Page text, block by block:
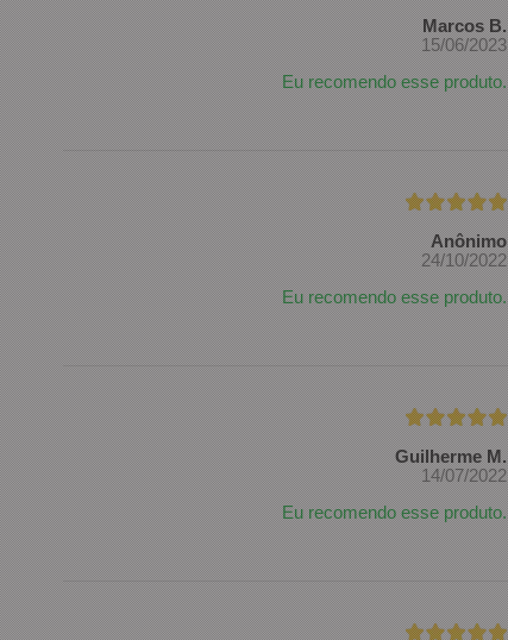
Marcos B.
15/06/2023
Eu recomendo esse produto.
Anônimo
24/10/2022
Eu recomendo esse produto.
Guilherme M.
14/07/2022
Eu recomendo esse produto.